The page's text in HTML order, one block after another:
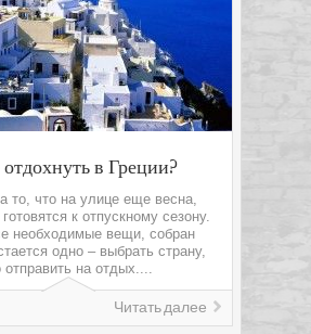
в Греции?
то, что на улице еще весна,
к отпускному сезону.
необходимые вещи, собран
одно – выбрать страну,
на отдых....
Читать далее